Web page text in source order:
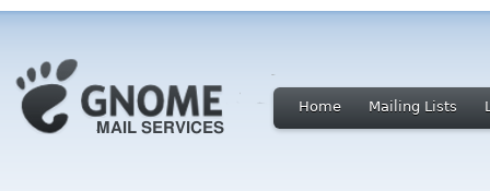
Home Mailing Lists